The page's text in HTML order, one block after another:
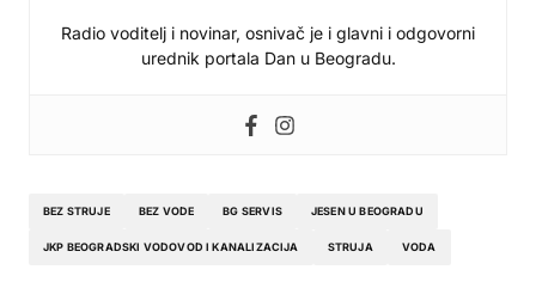
Radio voditelj i novinar, osnivač je i glavni i odgovorni
urednik portala Dan u Beogradu.
BEZ STRUJE BEZ VODE BG SERVIS JESEN U BEOGRADU
JKP BEOGRADSKI VODOVOD I KANALIZACIJA STRUJA VODA